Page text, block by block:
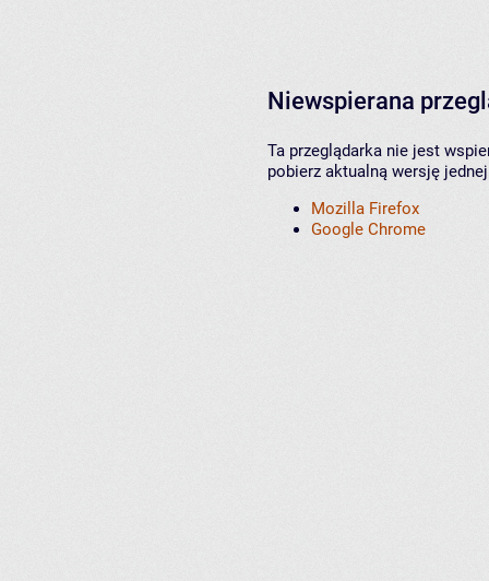
Niewspierana
Ta przeglądarka nie jest
pobierz aktualną wersję
Mozilla Firefox
Google Chrome